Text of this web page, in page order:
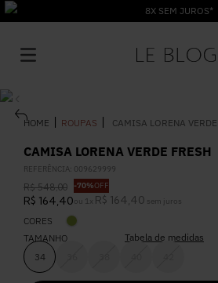
8X SEM JUROS*
ROUPAS CAMISA LORENA
CAMISA LORENA VERDE FRESH
REFERÊNCIA: 009629999
R$ 548,00 -70%OFF
R$ 164,40 ou 1 x R$ 164 40 sem juros
CORES
TAMANHO
34
Tabela de medidas
1 º Vestido
2 Roupas
3